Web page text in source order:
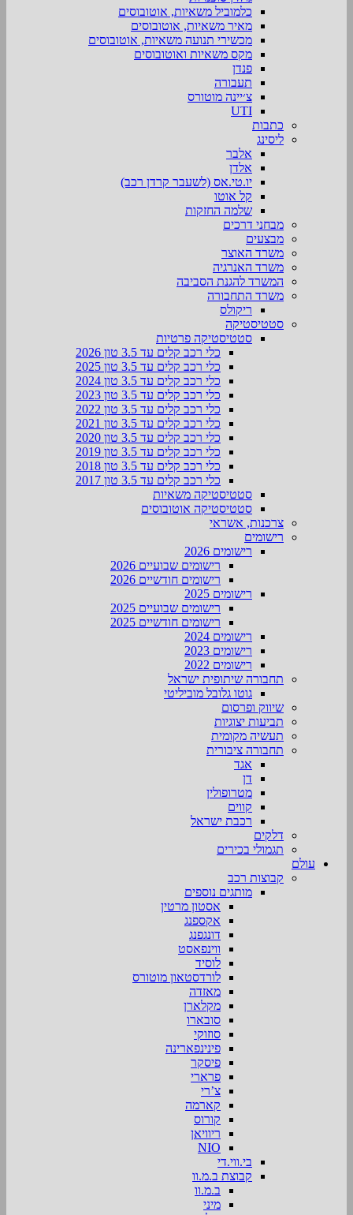
כלמוביל משאיות, אוטובוסים
מאיר משאיות, אוטובוסים
מכשירי תנועה משאיות, אוטובוסים
מקס משאיות ואוטובוסים
פנדן
תעבורה
צ׳יינה מוטורס
UTI
כתבות
ליסינג
אלבר
אלדן
יו.טי.אס (לשעבר קרדן רכב)
קל אוטו
שלמה החזקות
מבחני דרכים
מבצעים
משרד האוצר
משרד האנרגיה
המשרד להגנת הסביבה
משרד התחבורה
ריקולס
סטטיסטיקה
סטטיסטיקה פרטיות
כלי רכב קלים עד 3.5 טון 2026
כלי רכב קלים עד 3.5 טון 2025
כלי רכב קלים עד 3.5 טון 2024
כלי רכב קלים עד 3.5 טון 2023
כלי רכב קלים עד 3.5 טון 2022
כלי רכב קלים עד 3.5 טון 2021
כלי רכב קלים עד 3.5 טון 2020
כלי רכב קלים עד 3.5 טון 2019
כלי רכב קלים עד 3.5 טון 2018
כלי רכב קלים עד 3.5 טון 2017
סטטיסטיקה משאיות
סטטיסטיקה אוטובוסים
צרכנות, אשראי
רישומים
רישומים 2026
רישומים שבועיים 2026
רישומים חודשיים 2026
רישומים 2025
רישומים שבועיים 2025
רישומים חודשיים 2025
רישומים 2024
רישומים 2023
רישומים 2022
תחבורה שיתופית ישראל
גוטו גלובל מוביליטי
שיווק ופרסום
תביעות יצוגיות
תעשיה מקומית
תחבורה ציבורית
אגד
דן
מטרופולין
קווים
רכבת ישראל
דלקים
תגמולי בכירים
עולם
קבוצות רכב
מותגים נוספים
אסטון מרטין
אקספנג
דונגפנג
ווינפאסט
לוסיד
לורדסטאון מוטורס
מאזדה
מקלארן
סובארו
סוזוקי
פינינפארינה
פיסקר
פרארי
צ’רי
קארמה
קורוס
ריוויאן
NIO
בי.ווי.די
קבוצת ב.מ.וו
ב.מ.וו
מיני